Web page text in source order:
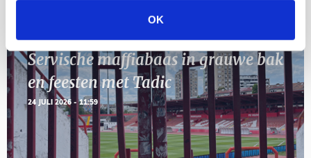
OK
Servische maffiabaas in grauwe bak
en feesten met Tadic
24 JULI 2026 - 11:59